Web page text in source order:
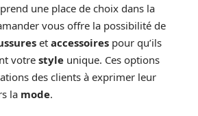
une place de choix dans la
vous offre la possibilité de
et accessoires pour qu’ils
votre style unique. Ces options
des clients à exprimer leur
la mode.